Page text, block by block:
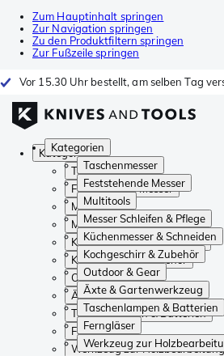
Zum Hauptinhalt springen
Zur Navigation springen
Zu den Produktfiltern springen
Zur Fußzeile springen
Vor 15.30 Uhr bestellt, am selben Tag
Kategorien
Taschenmesser
Feststehende Messer
Multitools
Messer Schleifen & Pflege
Küchenmesser & Schneiden
Kochgeschirr & Zubehör
Outdoor & Gear
Äxte & Gartenwerkzeug
Taschenlampen & Batterien
Ferngläser
Werkzeug zur
Kategorien
Taschenmesser
Feststehende Messer
Multitools
Messer Schleifen & Pflege
Küchenmesser & Schneiden
Kochgeschirr & Zubehör
Outdoor & Gear
Äxte & Gartenwerkzeug
Taschenlampen & Batterien
Ferngläser
Werkzeug zur Holzbearbeitung